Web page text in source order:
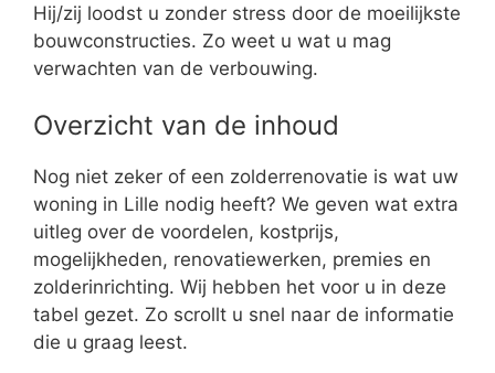
Hij/zij loodst u zonder stress door de moeilijkste
bouwconstructies. Zo weet u wat u mag
verwachten van de verbouwing.
Overzicht van de inhoud
Nog niet zeker of een zolderrenovatie is wat uw
woning in Lille nodig heeft? We geven wat extra
uitleg over de voordelen, kostprijs,
mogelijkheden, renovatiewerken, premies en
zolderinrichting. Wij hebben het voor u in deze
tabel gezet. Zo scrollt u snel naar de informatie
die u graag leest.